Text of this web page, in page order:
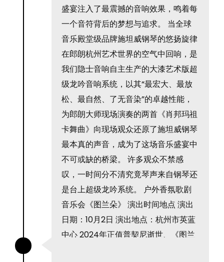
盛宴注入了最震撼的音响效果，鸣着每
一个音符背后的梦想与追求。 当全球
音乐殿堂级品牌施坦威钢琴的悠扬旋律
在郎朗杭州艺术世界的空气中回响，是
我们隐士音响自主生产的大漆艺术版超
级龙吟音响系统，以其“最宏大、最放
松、最自然、了无音染”的卓越性能，
为郎朗大师现场演奏的两首《肖邦玛祖
卡舞曲》向现场观众还原了施坦威钢琴
最本真的声音，成为了这场音乐盛宴中
不可或缺的桥梁。 许多观众不禁感
叹，一时间分不清究竟琴声来自钢琴还
是台上超级龙吟系统。 户外香氛歌剧
音乐会《图兰朵》 演出时间地点 演出
日期：10月2日 演出地点：杭州市英蓝
中心 2024年正值普契尼逝世、《图兰